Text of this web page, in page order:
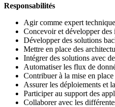
Responsabilités
Agir comme expert
Concevoir et développer des
Développer des solutions
Mettre en place des
Intégrer des solutions avec
Automatiser les flux de
Contribuer à la mise en
Assurer les déploiements et
Participer au support des
Collaborer avec les